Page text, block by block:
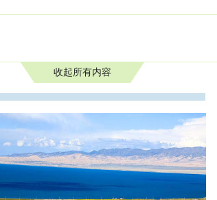
收起所有内容